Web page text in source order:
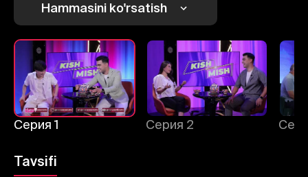
Hammasini ko'rsatish
Серия 1 Серия 2
Tavsifi